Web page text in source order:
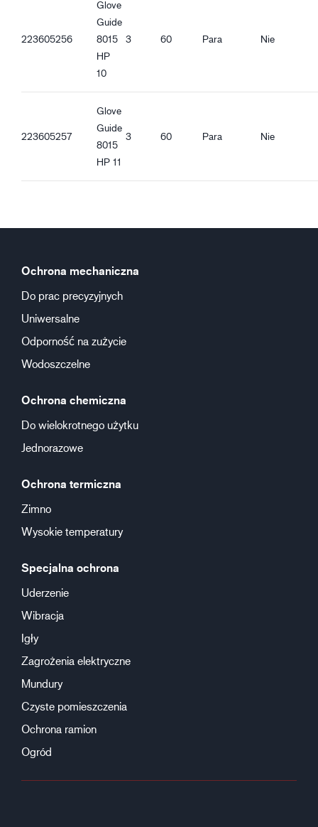
223605256
Glove
Guide
8015
HP
10
3 60 Para Nie
223605257
Glove
Guide
8015
HP 11
3 60 Para Nie
Ochrona mechaniczna
Do prac precyzyjnych
Uniwersalne
Odporność na zużycie
Wodoszczelne
Ochrona chemiczna
Do wielokrotnego użytku
Jednorazowe
Ochrona termiczna
Zimno
Wysokie temperatury
Specjalna ochrona
Uderzenie
Wibracja
Igły
Zagrożenia elektryczne
Mundury
Czyste pomieszczenia
Ochrona ramion
Ogród